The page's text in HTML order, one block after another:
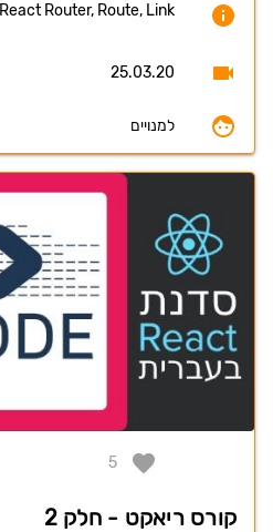
React Router, Route, Link
25.03.20
למנויים
5
קורס ריאקט - חלק 2